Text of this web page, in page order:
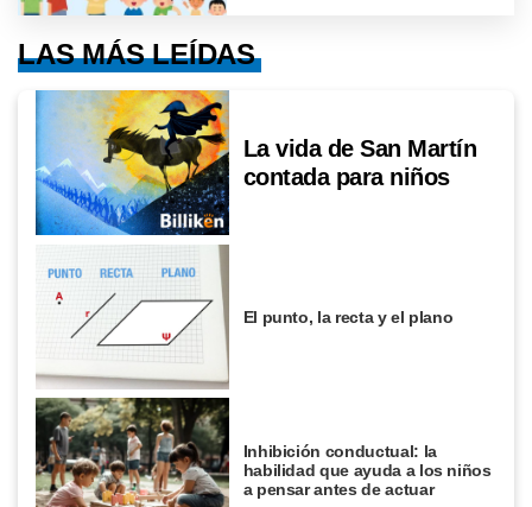
LAS MÁS LEÍDAS
La vida de San Martín
contada para niños
El punto, la recta y el plano
Inhibición conductual: la
habilidad que ayuda a los niños
a pensar antes de actuar